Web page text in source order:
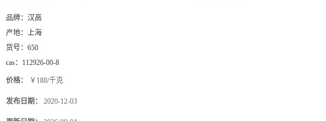
品牌： 汉高
产地： 上海
货号： 650
cas： 112926-00-8
价格： ￥188/千克
发布日期： 2020-12-03